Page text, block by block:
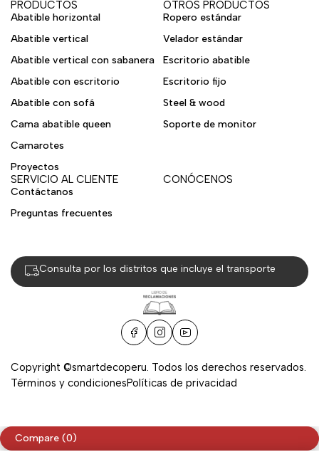
PRODUCTOS
Abatible horizontal
Abatible vertical
Abatible vertical con sabanera
Abatible con escritorio
Abatible con sofá
Cama abatible queen
Camarotes
Proyectos
OTROS PRODUCTOS
Ropero estándar
Velador estándar
Escritorio abatible
Escritorio fijo
Steel & wood
Soporte de monitor
SERVICIO AL CLIENTE
Contáctanos
Preguntas frecuentes
CONÓCENOS
Consulta por los distritos que incluye el transporte
Copyright ©smartdecoperu. Todos los derechos reservados.
Términos y condicionesPolíticas de privacidad
Compare (0)